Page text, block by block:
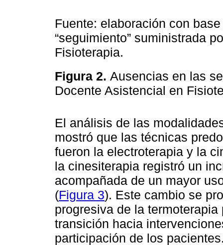
Fuente: elaboración con
“seguimiento” suministrada
Fisioterapia.
Figura 2. Ausencias en las
Docente Asistencial en
El análisis de las
mostró que las técnicas
fueron la electroterapia y la
la cinesiterapia registró un
acompañada de un mayor
(Figura 3). Este cambio se
progresiva de la
transición hacia
participación de los